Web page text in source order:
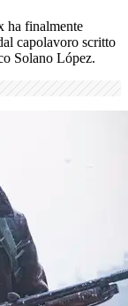
ha finalmente
capolavoro scritto
Solano López.